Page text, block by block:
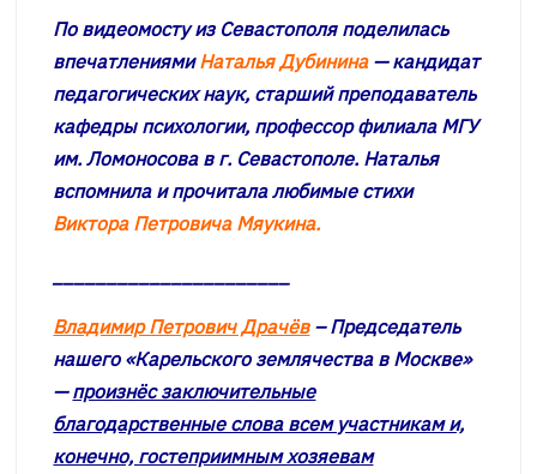
По видеомосту из Севастополя поделилась
впечатлениямиНаталья Дубинина— кандидат
педагогических наук, старший преподаватель
кафедры психологии, профессор филиала МГУ
им. Ломоносова в г. Севастополе. Наталья
вспомнила и прочитала любимые стихи
Виктора Петровича Мяукина.
Владимир Петрович Драчёв – Председатель
нашего «Карельского землячества в Москве»
—произнёс заключительные
благодарственные слова всем участникам и,
конечно, гостеприимным хозяевам